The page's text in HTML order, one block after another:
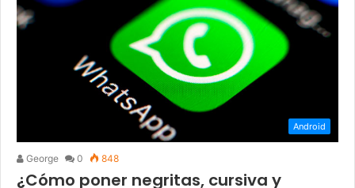
Android
George 0 848
¿Cómo poner negritas, cursiva y